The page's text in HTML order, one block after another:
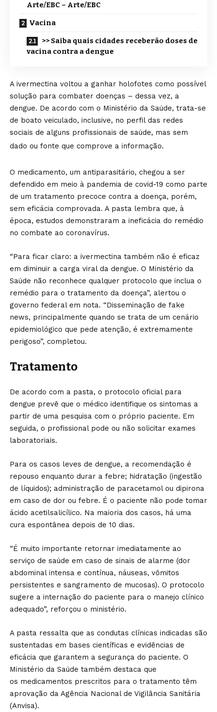
Arte/EBC – Arte/EBC
Vacina
>> Saiba quais cidades receberão doses de
vacina contra a dengue
A ivermectina voltou a ganhar holofotes como possível
solução para combater doenças – dessa vez, a
dengue. De acordo com o Ministério da Saúde, trata-se
de boato veiculado, inclusive, no perfil das redes
sociais de alguns profissionais de saúde, mas sem
dado ou fonte que comprove a informação.
O medicamento, um antiparasitário, chegou a ser
defendido em meio à pandemia de covid-19 como parte
de um tratamento precoce contra a doença, porém,
sem eficácia comprovada. A pasta lembra que, à
época, estudos demonstraram a ineficácia do remédio
no combate ao coronavírus.
“Para ficar claro: a ivermectina também não é eficaz
em diminuir a carga viral da dengue. O Ministério da
Saúde não reconhece qualquer protocolo que inclua o
remédio para o tratamento da doença”, alertou o
governo federal em nota. “Disseminação de fake
news, principalmente quando se trata de um cenário
epidemiológico que pede atenção, é extremamente
perigoso”, completou.
Tratamento
De acordo com a pasta, o protocolo oficial para
dengue prevê que o médico identifique os sintomas a
partir de uma pesquisa com o próprio paciente. Em
seguida, o profissional pode ou não solicitar exames
laboratoriais.
Para os casos leves de dengue, a recomendação é
repouso enquanto durar a febre; hidratação (ingestão
de líquidos); administração de paracetamol ou dipirona
em caso de dor ou febre. É o paciente não pode tomar
ácido acetilsalicílico. Na maioria dos casos, há uma
cura espontânea depois de 10 dias.
“É muito importante retornar imediatamente ao
serviço de saúde em caso de sinais de alarme (dor
abdominal intensa e contínua, náuseas, vômitos
persistentes e sangramento de mucosas). O protocolo
sugere a internação do paciente para o manejo clínico
adequado”, reforçou o ministério.
A pasta ressalta que as condutas clínicas indicadas são
sustentadas em bases científicas e evidências de
eficácia que garantem a segurança do paciente. O
Ministério da Saúde também destaca que
os medicamentos prescritos para o tratamento têm
aprovação da Agência Nacional de Vigilância Sanitária
(Anvisa).